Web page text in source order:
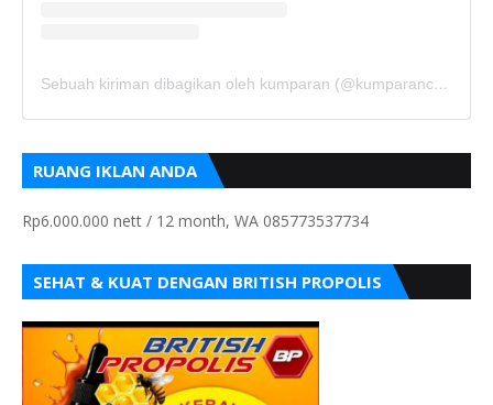
Sebuah kiriman dibagikan oleh kumparan (@kumparancom)
RUANG IKLAN ANDA
Rp6.000.000 nett / 12 month, WA 085773537734
SEHAT & KUAT DENGAN BRITISH PROPOLIS